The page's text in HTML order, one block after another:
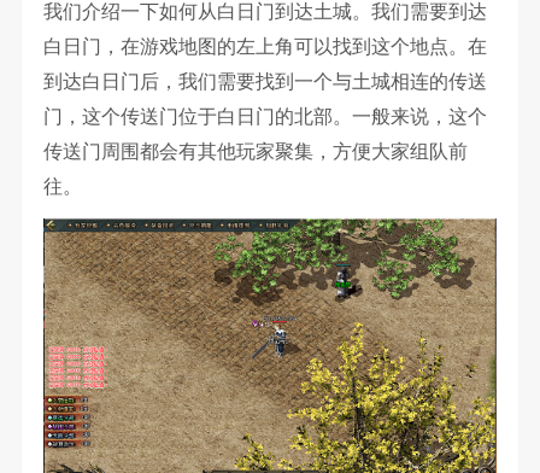
我们介绍一下如何从白日门到达土城。我们需要到达
白日门，在游戏地图的左上角可以找到这个地点。在
到达白日门后，我们需要找到一个与土城相连的传送
门，这个传送门位于白日门的北部。一般来说，这个
传送门周围都会有其他玩家聚集，方便大家组队前
往。